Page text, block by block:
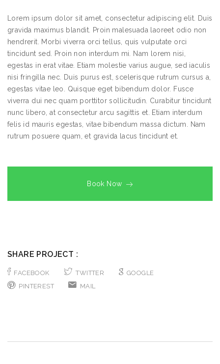
Lorem ipsum dolor sit amet, consectetur adipiscing elit. Duis
gravida maximus blandit. Proin malesuada laoreet odio non
hendrerit. Morbi viverra orci tellus, quis vulputate orci
tincidunt sed. Proin non interdum mi. Nam lorem nisi,
egestas in erat vitae. Etiam molestie varius augue, sed iaculis
nisi fringilla nec. Duis purus est, scelerisque rutrum cursus a,
egestas vitae leo. Quisque eget bibendum dolor. Fusce
viverra dui nec quam porttitor sollicitudin. Curabitur tincidunt
nunc libero, at consectetur arcu sagittis et. Etiam interdum
felis id mauris egestas, vitae bibendum massa dictum. Nam
rutrum posuere quam, et gravida lacus tincidunt et.
Book Now
SHARE PROJECT :
FACEBOOK TWITTER
GOOGLE
PINTEREST
MAIL